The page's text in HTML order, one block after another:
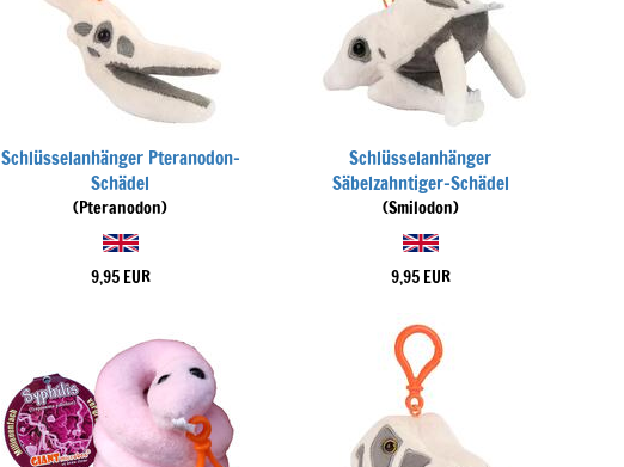
Schlüsselanhänger Pteranodon-
Schädel
(Pteranodon)
9,95 EUR
Schlüsselanhänger
Säbelzahntiger-Schädel
(Smilodon)
9,95 EUR